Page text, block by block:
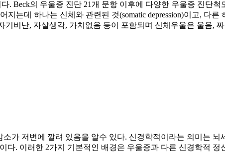
Beck의 우울증 진단 21개 문항 이후에 다양한 우울증 진단
데 하나는 신체와 관련된 것(somatic depression)이고, 다른
비난, 자살생각, 가치없음 등이 포함되며 신체우울은 울음,
가 저변에 깔려 있음을 알수 있다. 신경학적이라는 의미는 뇌
. 이러한 2가지 기본적인 배경은 우울증과 다른 신경학적 정